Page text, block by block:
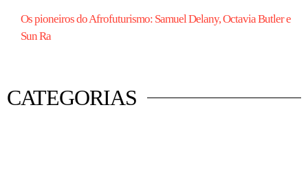
Os pioneiros do Afrofuturismo: Samuel Delany, Octavia Butler e
Sun Ra
CATEGORIAS